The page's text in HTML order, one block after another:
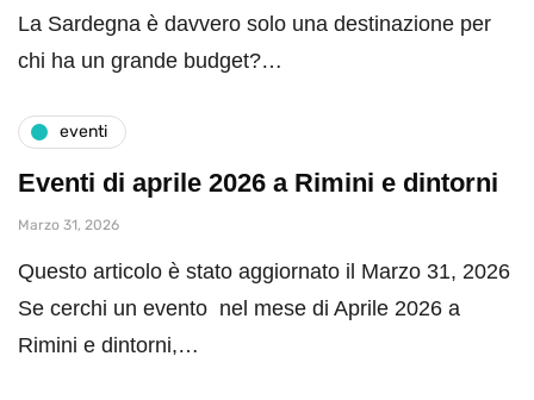
La Sardegna è davvero solo una destinazione per
chi ha un grande budget?…
eventi
Eventi di aprile 2026 a Rimini e dintorni
Marzo 31, 2026
Questo articolo è stato aggiornato il Marzo 31, 2026
Se cerchi un evento nel mese di Aprile 2026 a
Rimini e dintorni,…